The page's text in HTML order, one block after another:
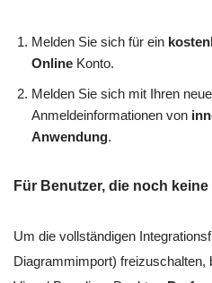
Melden Sie sich für ein
Online Konto.
Melden Sie sich mit Ihren
Anmeldeinformationen von
Anwendung.
Für Benutzer, die noch
Um die vollständigen
Diagrammimport) freizuschalten,